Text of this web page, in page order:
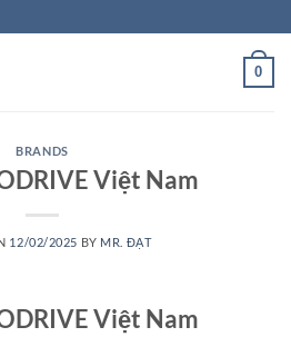
0
BRANDS
Việt Nam
12/02/2025 BY MR. ĐẠT
Việt Nam